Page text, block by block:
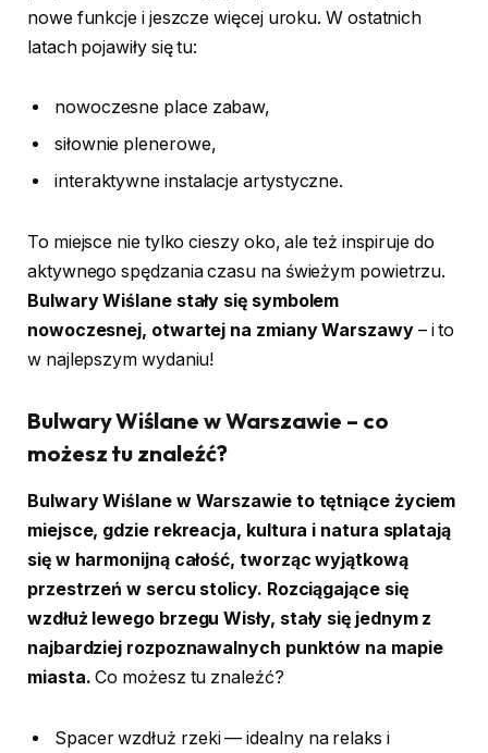
nowe funkcje i jeszcze więcej uroku. W ostatnich
latach pojawiły się tu:
nowoczesne place zabaw,
siłownie plenerowe,
interaktywne instalacje artystyczne.
To miejsce nie tylko cieszy oko, ale też inspiruje do
aktywnego spędzania czasu na świeżym powietrzu.
Bulwary Wiślane stały się symbolem
nowoczesnej, otwartej na zmiany Warszawy– i to
w najlepszym wydaniu!
Bulwary Wiślane w Warszawie – co
możesz tu znaleźć?
Bulwary Wiślane w Warszawie to tętniące życiem
miejsce, gdzie rekreacja, kultura i natura splatają
się w harmonijną całość, tworząc wyjątkową
przestrzeń w sercu stolicy. Rozciągające się
wzdłuż lewego brzegu Wisły, stały się jednym z
najbardziej rozpoznawalnych punktów na mapie
miasta. Co możesz tu znaleźć?
Spacer wzdłuż rzeki — idealny na relaks i